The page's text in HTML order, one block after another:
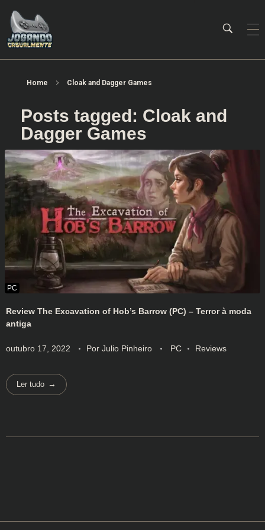
Home Cloak and Dagger Games
Posts tagged: Cloak and
Dagger Games
Review The Excavation of Hob’s Barrow (PC) – Terror à moda
antiga
outubro 17, 2022 Por Julio Pinheiro PC Reviews
Ler tudo